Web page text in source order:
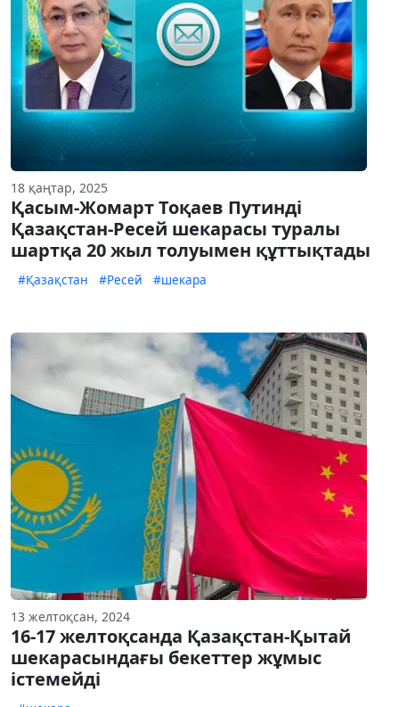
18 қаңтар, 2025
Қасым-Жомарт Тоқаев Путинді
Қазақстан-Ресей шекарасы туралы
шартқа 20 жыл толуымен құттықтады
#Қазақстан #Ресей #шекара
13 желтоқсан, 2024
16-17 желтоқсанда Қазақстан-Қытай
шекарасындағы бекеттер жұмыс
істемейді